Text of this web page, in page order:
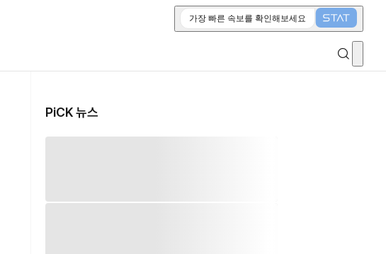
가장 빠른 속보를 확인해보세요
PiCK 뉴스